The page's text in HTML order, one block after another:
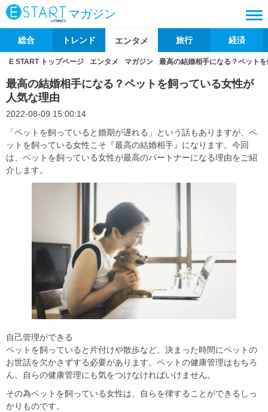
マガジン
総合 トレンド エンタメ 旅行 経済
E START トップページ エンタメ マガジン 最高の結婚相手になる？ペット
最高の結婚相手になる？ペットを飼っている女性が
人気な理由
2022-08-09 15:00:14
「ペットを飼っていると婚期が遅れる」という話もありますが、ペ
ットを飼っている女性こそ『最高の結婚相手』になります。今回
は、ペットを飼っている女性が最高のパートナーになる理由をご紹
介します。
自己管理ができる
ペットを飼っていると片付けや散歩など、決まった時間にペットの
お世話を欠かさずする必要があります。ペットの健康管理はもちろ
ん、自らの健康管理にも気をつけなければいけません。
その為ペットを飼っている女性は、自らを律することができるしっ
かりものです。